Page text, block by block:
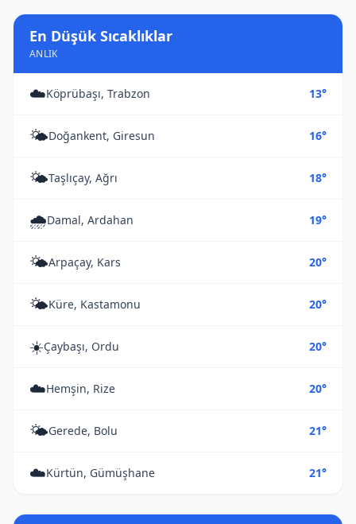
En Düşük Sıcaklıklar
ANLIK
☁️Köprübaşı, Trabzon 13°
🌤️Doğankent, Giresun 16°
🌤️Taşlıçay, Ağrı 18°
🌧️Damal, Ardahan 19°
🌤️Arpaçay, Kars 20°
🌤️Küre, Kastamonu 20°
☀️Çaybaşı, Ordu 20°
☁️Hemşin, Rize 20°
🌤️Gerede, Bolu 21°
☁️Kürtün, Gümüşhane 21°